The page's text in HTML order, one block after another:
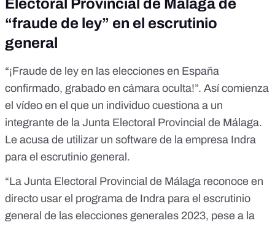
Electoral Provincial de Málaga de
“fraude de ley” en el escrutinio
general
“¡Fraude de ley en las elecciones en España
confirmado, grabado en cámara oculta!”. Así comienza
el vídeo en el que un individuo cuestiona a un
integrante de la Junta Electoral Provincial de Málaga.
Le acusa de utilizar un software de la empresa Indra
para el escrutinio general.
“La Junta Electoral Provincial de Málaga reconoce en
directo usar el programa de Indra para el escrutinio
general de las elecciones generales 2023, pese a la